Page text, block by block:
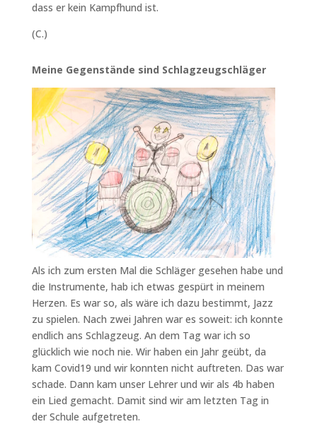
dass er kein Kampfhund ist.
(C.)
Meine Gegenstände sind Schlagzeugschläger
Als ich zum ersten Mal die Schläger gesehen habe und
die Instrumente, hab ich etwas gespürt in meinem
Herzen. Es war so, als wäre ich dazu bestimmt, Jazz
zu spielen. Nach zwei Jahren war es soweit: ich konnte
endlich ans Schlagzeug. An dem Tag war ich so
glücklich wie noch nie. Wir haben ein Jahr geübt, da
kam Covid19 und wir konnten nicht auftreten. Das war
schade. Dann kam unser Lehrer und wir als 4b haben
ein Lied gemacht. Damit sind wir am letzten Tag in
der Schule aufgetreten.